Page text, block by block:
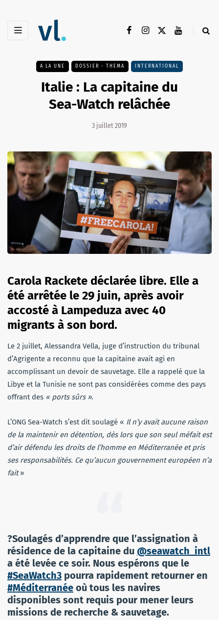
A LA UNE DOSSIER - THEMA INTERNATIONAL
Italie : La capitaine du
Sea-Watch relâchée
3 juillet 2019
Carola Rackete déclarée libre. Elle a
été arrêtée le 29 juin, après avoir
accosté à Lampeduza avec 40
migrants à son bord.
Le 2 juillet, Alessandra Vella, juge d’instruction du tribunal
d’Agrigente a reconnu que la capitaine avait agi en
accomplissant un devoir de sauvetage. Elle a rappelé que la
Libye et la Tunisie ne sont pas considérées comme des pays
offrant des « ports sûrs ».
L’ONG Sea-Watch s’est dit soulagé « Il n’y avait aucune raison
de la maintenir en détention, dès lors que son seul méfait est
d’air défendu les droits de l’homme en Méditerranée et pris
ses responsabilités. Ce qu’aucun gouvernement européen n’a
fait»
?Soulagés d’apprendre que l’assignation à
résidence de la capitaine du @seawatch_intl
a été levée ce soir. Nous espérons que le
#SeaWatch3 pourra rapidement retourner en
#Méditerranée où tous les navires
disponibles sont requis pour mener leurs
missions de recherche & sauvetage.